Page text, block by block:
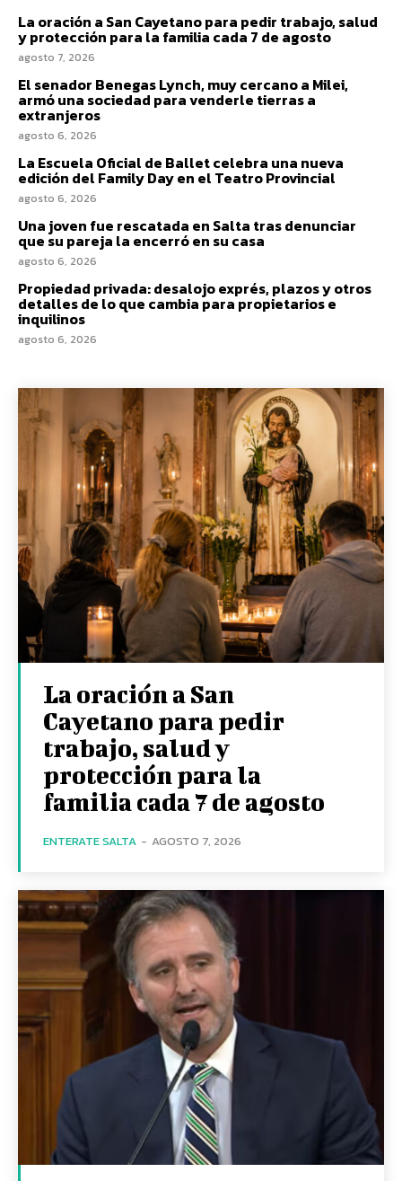
La oración a San Cayetano para pedir trabajo, salud
y protección para la familia cada 7 de agosto
agosto 7, 2026
El senador Benegas Lynch, muy cercano a Milei,
armó una sociedad para venderle tierras a
extranjeros
agosto 6, 2026
La Escuela Oficial de Ballet celebra una nueva
edición del Family Day en el Teatro Provincial
agosto 6, 2026
Una joven fue rescatada en Salta tras denunciar
que su pareja la encerró en su casa
agosto 6, 2026
Propiedad privada: desalojo exprés, plazos y otros
detalles de lo que cambia para propietarios e
inquilinos
agosto 6, 2026
La oración a San
Cayetano para pedir
trabajo, salud y
protección para la
familia cada 7 de agosto
ENTERATE SALTA - AGOSTO 7, 2026